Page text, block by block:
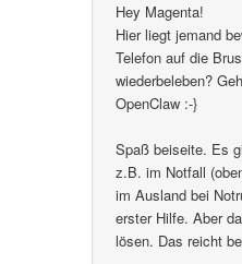
Hey Magenta!
Hier liegt jemand
Telefon auf die
wiederbeleben?
OpenClaw :-}
Spaß beiseite. Es
z.B. im Notfall
im Ausland bei
erster Hilfe. Aber
lösen. Das reicht